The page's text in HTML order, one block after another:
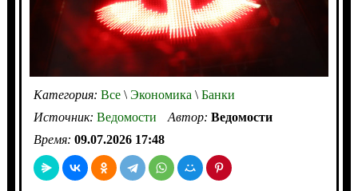
Категория: Все\Экономика \Банки
Источник: Ведомости Автор: Ведомости
Время: 09.07.2026 17:48